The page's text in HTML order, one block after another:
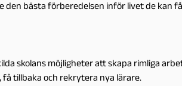
bästa förberedelsen inför livet de kan
skolans möjligheter att skapa rimliga
tillbaka och rekrytera nya lärare.